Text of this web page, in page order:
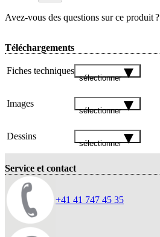
Avez‑vous des questions sur ce produit ?
Téléchargements
Fiches techniques
sélectionner
Images
sélectionner
Dessins
sélectionner
Service et contact
+41 41 747 45 35